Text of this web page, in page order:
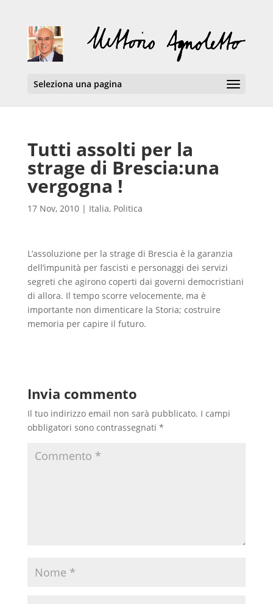
Seleziona una pagina
Tutti assolti per la
strage di Brescia:una
vergogna !
17 Nov, 2010| Italia, Politica
L’assoluzione per la strage di Brescia è la garanzia
dell’impunità per fascisti e personaggi dei servizi
segreti che agirono coperti dai governi democristiani
di allora. Il tempo scorre velocemente, ma è
importante non dimenticare la Storia; costruire
memoria per capire il futuro.
Invia commento
Il tuo indirizzo email non sarà pubblicato. I campi
obbligatori sono contrassegnati *